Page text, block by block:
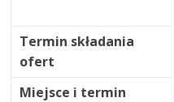
Termin składania
ofert
Miejsce i termin